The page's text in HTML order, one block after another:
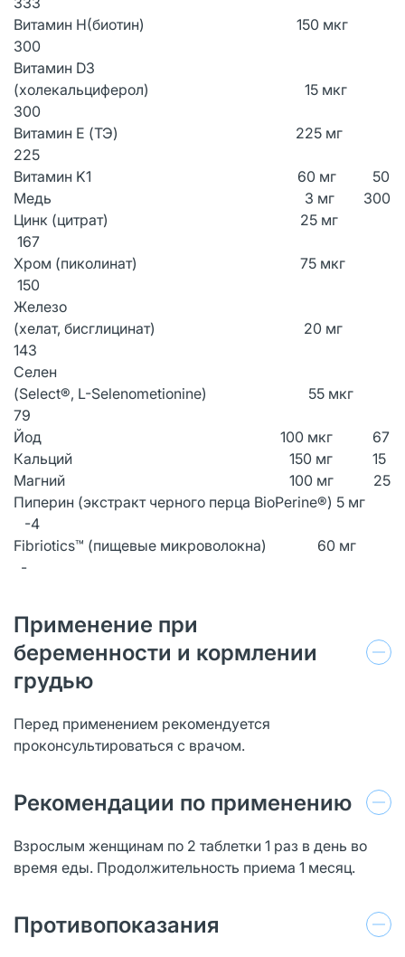
Витамин H(биотин) 150 мкг
300
Витамин D3
(холекальциферол) 15 мкг
300
Витамин E (ТЭ) 225 мг
225
Витамин K1 60 мг 50
Медь 3 мг 300
Цинк (цитрат) 25 мг
167
Хром (пиколинат) 75 мкг
150
Железо
(хелат, бисглицинат) 20 мг
143
Селен
(Select®, L-Selenometionine) 55 мкг
79
Йод 100 мкг 67
Кальций 150 мг 15
Магний 100 мг 25
Пиперин (экстракт черного перца BioPerine®) 5 мг
-4
Fibriotics™ (пищевые микроволокна) 60 мг
-
Применение при
беременности и кормлении
грудью
Перед применением рекомендуется
проконсультироваться с врачом.
Рекомендации по применению
Взрослым женщинам по 2 таблетки 1 раз в день во
время еды. Продолжительность приема 1 месяц.
Противопоказания